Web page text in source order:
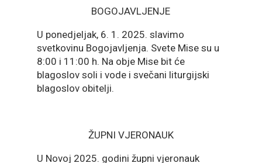
BOGOJAVLJENJE
U ponedjeljak, 6. 1. 2025. slavimo
svetkovinu Bogojavljenja. Svete Mise su u
8:00 i 11:00 h. Na obje Mise bit će
blagoslov soli i vode i svečani liturgijski
blagoslov obitelji.
ŽUPNI VJERONAUK
U Novoj 2025. godini župni vjeronauk